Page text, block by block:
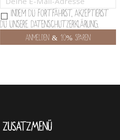
Indem Du fortfährst, akzeptierst
Du unsere Datenschutzerklärung.
ZUSATZMENÜ